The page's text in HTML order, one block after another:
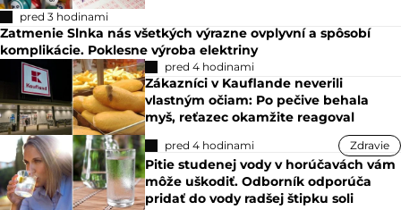
pred 3 hodinami
Zatmenie Slnka nás všetkých výrazne ovplyvní a spôsobí
komplikácie. Poklesne výroba elektriny
pred 4 hodinami
Zákazníci v Kauflande neverili
vlastným očiam: Po pečive behala
myš, reťazec okamžite reagoval
pred 4 hodinami Zdravie
Pitie studenej vody v horúčavách vám
môže uškodiť. Odborník odporúča
pridať do vody radšej štipku soli